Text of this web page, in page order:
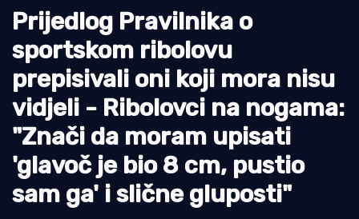
Pomorstvo
Ribolov
Ekologija
Tradicija i kultura
Prijedlog Pravilnika o
sportskom ribolovu
prepisivali oni koji mora nisu
vidjeli - Ribolovci na nogama:
"Znači da moram upisati
'glavoč je bio 8 cm, pustio
sam ga' i slične gluposti"